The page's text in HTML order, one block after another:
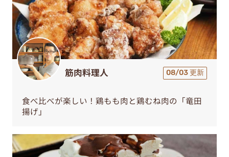
筋肉料理人 08/03 更新
食べ比べが楽しい！鶏もも肉と鶏むね肉の「竜田
揚げ」